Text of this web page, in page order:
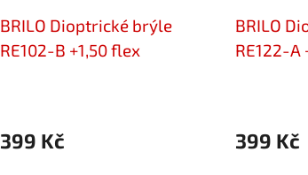
BRILO Dioptrické brýle
RE102-B +1,50 flex
399 Kč
BRILO
RE122-A
399 Kč